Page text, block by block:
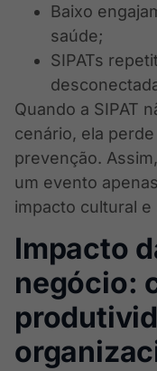
Baixo
saúde;
SIPATs
Quando a SIPAT
cenário, ela
prevenção.
um evento
impacto cultural
Impacto
negócio: